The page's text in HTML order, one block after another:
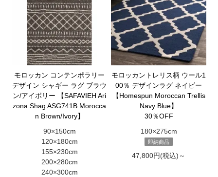
モロッカン コンテンポラリー
デザイン シャギー ラグ ブラウ
ン/アイボリー 【SAFAVIEH Ari
zona Shag ASG741B Morocca
n Brown/Ivory】
90×150cm
120×180cm
155×230cm
200×280cm
240×300cm
モロッカントレリス柄 ウール1
00％ デザインラグ ネイビー
【Homespun Moroccan Trellis
Navy Blue】
30％OFF
180×275cm
即納商品
47,800円(税込)～